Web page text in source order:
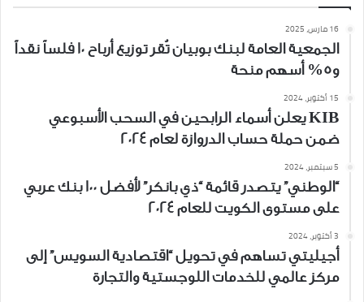
16 مارس، 2025
الجمعية العامة لبنك بوبيان تُقر توزيع أرباح 10 فلساً نقداً
و5% أسهم منحة
15 أكتوبر، 2024
KIB يعلن أسماء الرابحين في السحب الأسبوعي
ضمن حملة حساب الدروازة لعام 2024
5 سبتمبر، 2024
“الوطني” يتصدر قائمة “ذي بانكر” لأفضل 100 بنك عربي
على مستوى الكويت للعام 2024
3 أكتوبر، 2024
أجيليتي تساهم في تحويل “اقتصادية السويس” إلى
مركز عالمي للخدمات اللوجستية والتجارة